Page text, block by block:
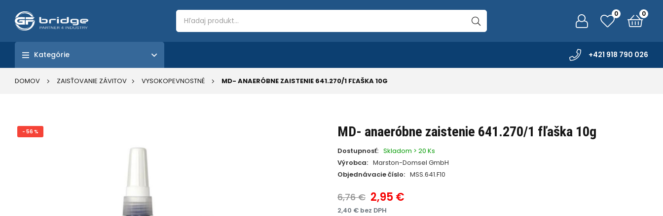
0 0
Kategórie +421 918 790 026
DOMOV ZAISŤOVANIE ZÁVITOV VYSOKOPEVNOSTNÉ MD- ANAERÓBNE ZAISTENIE 641.270/1 FĽAŠKA 10G
- 56 % MD- anaeróbne zaistenie 641.270/1 fľaška 10g
Dostupnosť: Skladom > 20 Ks
Výrobca: Marston-Domsel GmbH
Objednávacie číslo: MSS.641.F10
6,76 € 2,95 €
2,40 € bez DPH